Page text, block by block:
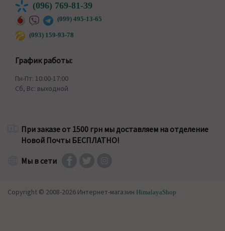
(096) 769-81-39
(099) 495-13-65
(093) 159-93-78
График работы:
Пн-Пт: 10:00-17:00
Сб, Вс: выходной
При заказе от 1500 грн мы доставляем на отделение
Новой Почты БЕСПЛАТНО!
Мы в сети
Copyright © 2008-2026 Интернет-магазин HimalayaShop